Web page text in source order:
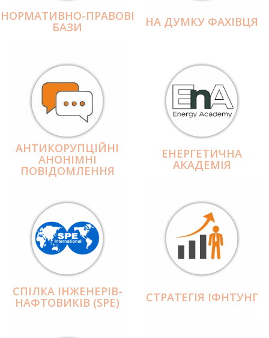
НОРМАТИВНО-ПРАВОВІ
БАЗИ НА ДУМКУ ФАХІВЦЯ
АНТИКОРУПЦІЙНІ
АНОНІМНІ
ПОВІДОМЛЕННЯ
ЕНЕРГЕТИЧНА
АКАДЕМІЯ
СПІЛКА ІНЖЕНЕРІВ-
НАФТОВИКІВ (SPE) СТРАТЕГІЯ ІФНТУНГ